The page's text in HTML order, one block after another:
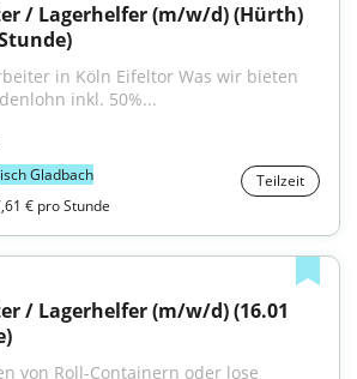
/ Lagerhelfer (m/w/d) (Hürth)
in Köln Eifeltor Was wir bieten
inkl. 50%...
Gladbach
Teilzeit
€ pro Stunde
/ Lagerhelfer (m/w/d) (16.01
von Roll-Containern oder lose